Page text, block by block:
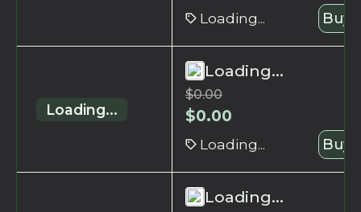
Loading... Buy
Loading...
Loading...
$0.00
$0.00
Loading... Buy
Loading...